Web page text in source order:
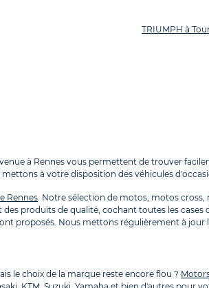
TRIUMPH à
à Rennes vous permettent de trouver
à votre disposition des véhicules
Rennes. Notre sélection de motos, motos
produits de qualité, cochant toutes les
proposés. Nous mettons régulièrement à
le choix de la marque reste encore flou ?